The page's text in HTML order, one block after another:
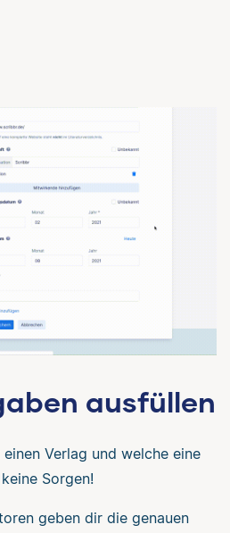
ausfüllen
Verlag und welche eine
Sorgen!
geben dir die genauen